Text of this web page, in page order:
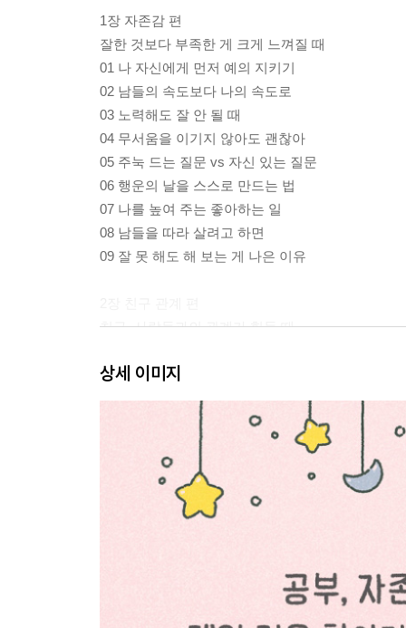
1장 자존감 편
잘한 것보다 부족한 게 크게 느껴질 때
01 나 자신에게 먼저 예의 지키기
02 남들의 속도보다 나의 속도로
03 노력해도 잘 안 될 때
04 무서움을 이기지 않아도 괜찮아
05 주눅 드는 질문 vs 자신 있는 질문
06 행운의 날을 스스로 만드는 법
07 나를 높여 주는 좋아하는 일
08 남들을 따라 살려고 하면
09 잘 못 해도 해 보는 게 나은 이유
친구, 사람들과의 관계가 힘들 때
11 나랑 가장 잘 어울리는 친구
12 나쁜 말을 들어도 훼손되지 않는 나
13 친구의 단점보다 장점을
14 잘 헤어지는 것도 우정
15 외로움도 필요한 이유
16 나의 베프는 나
17 엄마의 잔소리가 힘들 때
상세 이미지